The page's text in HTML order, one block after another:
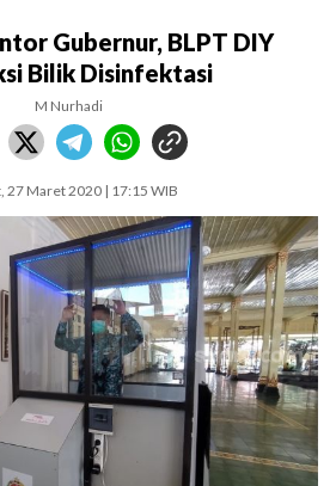
Gubernur, BLPT DIY
Bilik Disinfektasi
M Nurhadi
27 Maret 2020 | 17:15 WIB